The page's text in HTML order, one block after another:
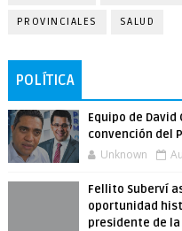
PROVINCIALES SALUD
POLÍTICA
Equipo de
convención del
Unknown
Fellito Suberví
oportunidad
presidente de la